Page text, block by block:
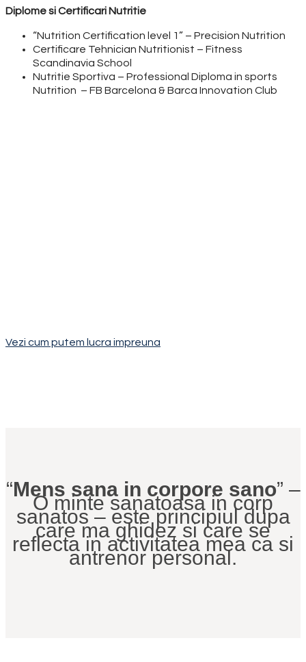
Diplome si Certificari Nutritie
“Nutrition Certification level 1” – Precision Nutrition
Certificare Tehnician Nutritionist – Fitness
Scandinavia School
Nutritie Sportiva – Professional Diploma in sports
Nutrition – FB Barcelona & Barca Innovation Club
Vezi cum putem lucra impreuna
“Mens sana in corpore sano” –
O minte sanatoasa in corp
sanatos – este principiul dupa
care ma ghidez si care se
reflecta in activitatea mea ca si
antrenor personal.